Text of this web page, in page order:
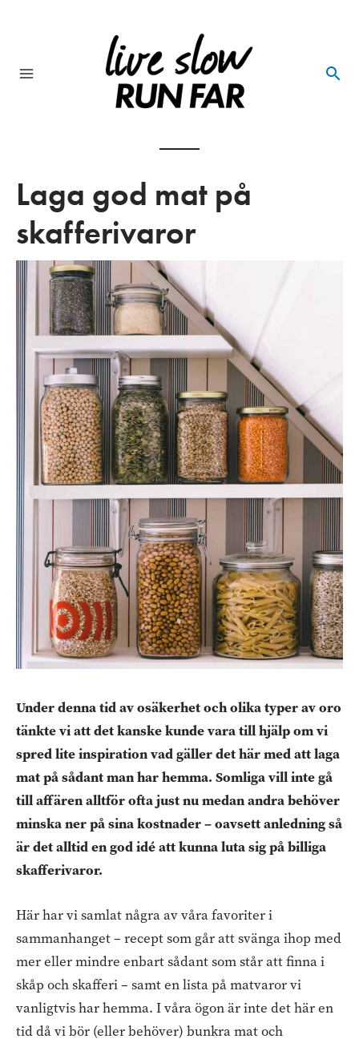
Laga god mat på
skafferivaror
Under denna tid av osäkerhet och olika typer av oro
tänkte vi att det kanske kunde vara till hjälp om vi
spred lite inspiration vad gäller det här med att laga
mat på sådant man har hemma. Somliga vill inte gå
till affären alltför ofta just nu medan andra behöver
minska ner på sina kostnader – oavsett anledning så
är det alltid en god idé att kunna luta sig på billiga
skafferivaror.
Här har vi samlat några av våra favoriter i
sammanhanget – recept som går att svänga ihop med
mer eller mindre enbart sådant som står att finna i
skåp och skafferi – samt en lista på matvaror vi
vanligtvis har hemma. I våra ögon är inte det här en
tid då vi bör (eller behöver) bunkra mat och